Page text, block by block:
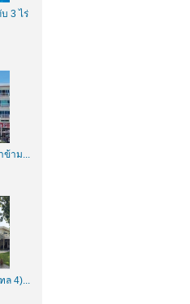
3 ไร่
ข้าม...
4)...